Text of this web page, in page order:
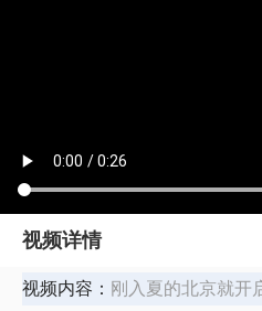
视频详情
视频内容： 刚入夏的北京就开